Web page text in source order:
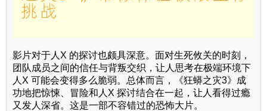
影片对于人X 的探讨也颇具深意。面对生死攸关的时刻，
团队成员之间的信任与背叛交织，让人思考在极端环境下
人X 可能会变得多么脆弱。总体而言，《狂蟒之灾3》成
功地把惊悚、冒险和人X 探讨结合在一起，让人看得过瘾
又发人深省。这是一部不容错过的恐怖大片。